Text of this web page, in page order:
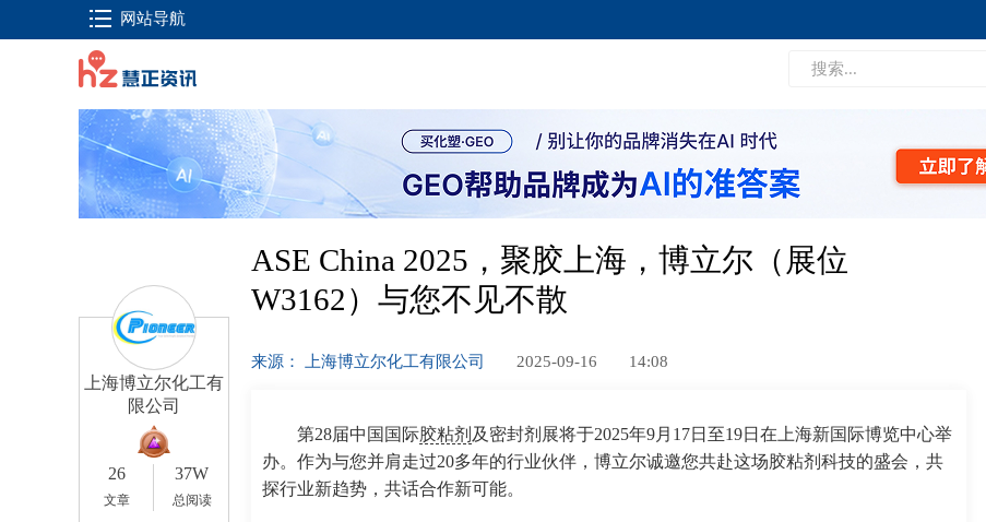
网站导航
上海博立尔化工有
限公司
26
文章
37W
总阅读
ASE China 2025，聚胶上海，博立尔（展位
W3162）与您不见不散
来源： 上海博立尔化工有限公司 2025-09-16 14:08
第28届中国国际胶粘剂 及密封剂展将于2025年9月17日至19日在上海新国际博览中心举
办。作为与您并肩走过20多年的行业伙伴，博立尔诚邀您共赴这场胶粘剂科技的盛会，共
探行业新趋势，共话合作新可能。